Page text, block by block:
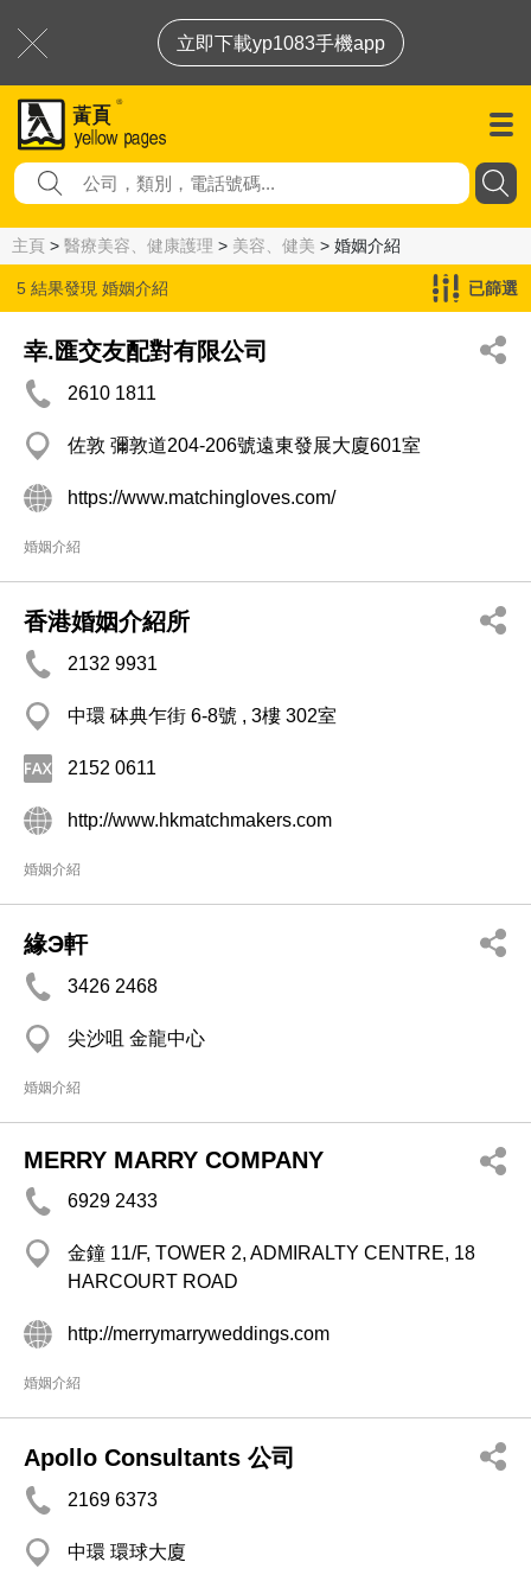
立即下載yp1083手機app
主頁 > 醫療美容、健康護理 > 美容、健美 > 婚姻介紹
5 結果發現 婚姻介紹 已篩選
幸.匯交友配對有限公司
2610 1811
佐敦 彌敦道204-206號遠東發展大廈601室
https://www.matchingloves.com/
婚姻介紹
香港婚姻介紹所
2132 9931
中環 砵典乍街 6-8號 , 3樓 302室
2152 0611
http://www.hkmatchmakers.com
婚姻介紹
緣Э軒
3426 2468
尖沙咀 金龍中心
婚姻介紹
MERRY MARRY COMPANY
6929 2433
金鐘 11/F, TOWER 2, ADMIRALTY CENTRE, 18
HARCOURT ROAD
http://merrymarryweddings.com
婚姻介紹
Apollo Consultants 公司
2169 6373
中環 環球大廈